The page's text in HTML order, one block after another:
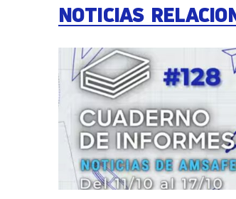
NOTICIAS